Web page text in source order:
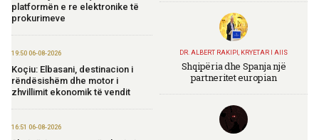
platformën e re elektronike të
prokurimeve
19:50 06-08-2026
Koçiu: Elbasani, destinacion i
rëndësishëm dhe motor i
zhvillimit ekonomik të vendit
16:51 06-08-2026
DR. ALBERT RAKIPI, KRYETAR I AIIS
Shqipëria dhe Spanja një
partneritet europian